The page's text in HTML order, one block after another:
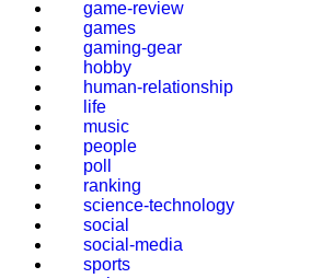
game-review
games
gaming-gear
hobby
human-relationship
life
music
people
poll
ranking
science-technology
social
social-media
sports